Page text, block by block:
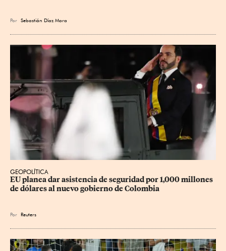
Por Sebastián Díaz Mora
GEOPOLÍTICA
EU planea dar asistencia de seguridad por 1,000 millones
de dólares al nuevo gobierno de Colombia
Por Reuters